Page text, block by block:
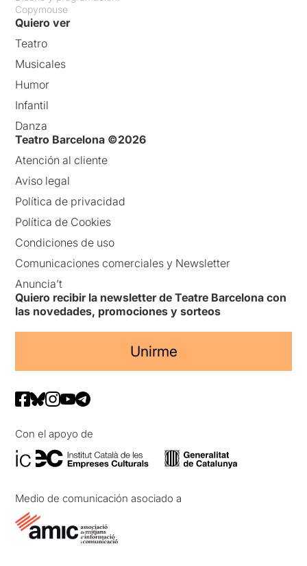
Copymouse
Quiero ver
Teatro
Musicales
Humor
Infantil
Danza
Teatro Barcelona ©2026
Atención al cliente
Aviso legal
Política de privacidad
Política de Cookies
Condiciones de uso
Comunicaciones comerciales y Newsletter
Anuncia’t
Quiero recibir la newsletter de Teatre Barcelona con
las novedades, promociones y sorteos
Unirme
Con el apoyo de
Medio de comunicación asociado a